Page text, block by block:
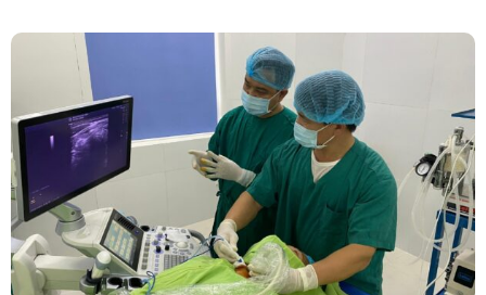
Đốt Sóng Cao Tần Dưới Siêu Âm, Điều Trị U
Lành Tuyến Giáp Không Cần Phẫu Thuật